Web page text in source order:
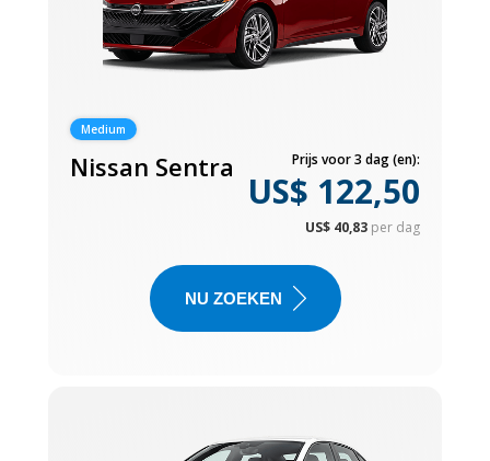
Medium
Nissan Sentra Prijs voor 3 dag (en):
US$ 122,50
US$ 40,83 per dag
NU ZOEKEN